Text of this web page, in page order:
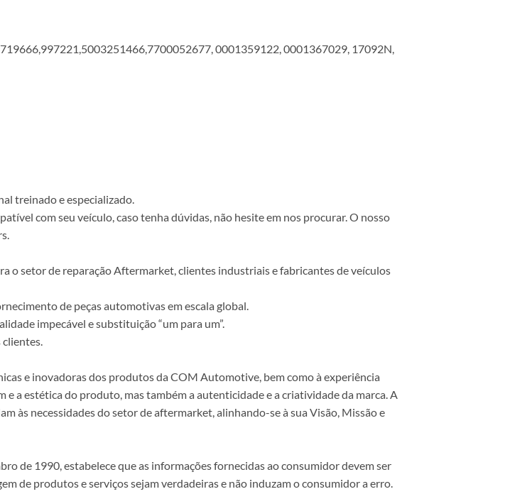
0001359122, 0001367029, 17092N,
treinado e especializado.
com seu veículo, caso tenha dúvidas, não hesite em nos procurar. O nosso
o setor de reparação Aftermarket, clientes industriais e fabricantes de veículos
de peças automotivas em escala global.
impecável e substituição “um para um”.
clientes.
e inovadoras dos produtos da COM Automotive, bem como à experiência
e a estética do produto, mas também a autenticidade e a criatividade da marca. A
às necessidades do setor de aftermarket, alinhando-se à sua Visão, Missão e
de 1990, estabelece que as informações fornecidas ao consumidor devem ser
de produtos e serviços sejam verdadeiras e não induzam o consumidor a erro.